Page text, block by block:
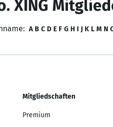
XING
A B C D E F G H I J K L M N
Mitgliedschaften
Premium